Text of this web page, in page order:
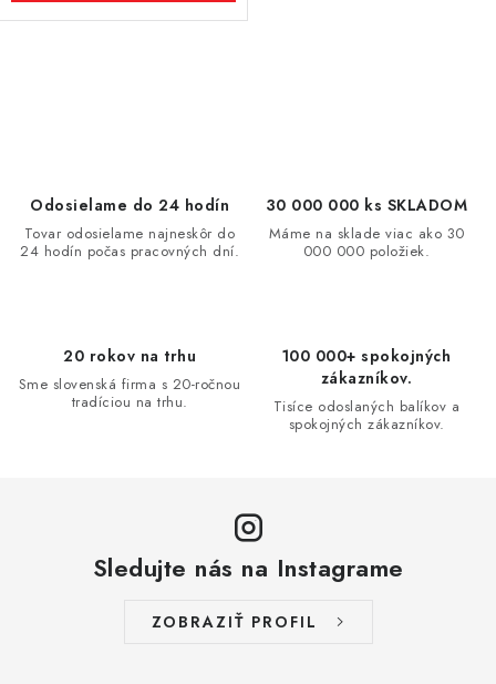
c
Odosielame do 24 hodín
Tovar odosielame najneskôr do
24 hodín počas pracovných dní.
30 000 000 ks SKLADOM
Máme na sklade viac ako 30
000 000 položiek.
20 rokov na trhu
Sme slovenská firma s 20-ročnou
tradíciou na trhu.
100 000+ spokojných
zákazníkov.
Tisíce odoslaných balíkov a
spokojných zákazníkov.
Sledujte nás na Instagrame
ZOBRAZIŤ PROFIL